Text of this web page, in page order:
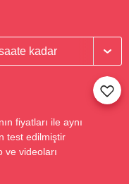
kadar
fiyatları ile aynı
test edilmiştir
ve videoları